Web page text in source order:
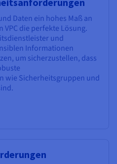
Daten ein hohes Maß an
die perfekte Lösung.
und
Informationen
um sicherzustellen, dass
wie Sicherheitsgruppen und